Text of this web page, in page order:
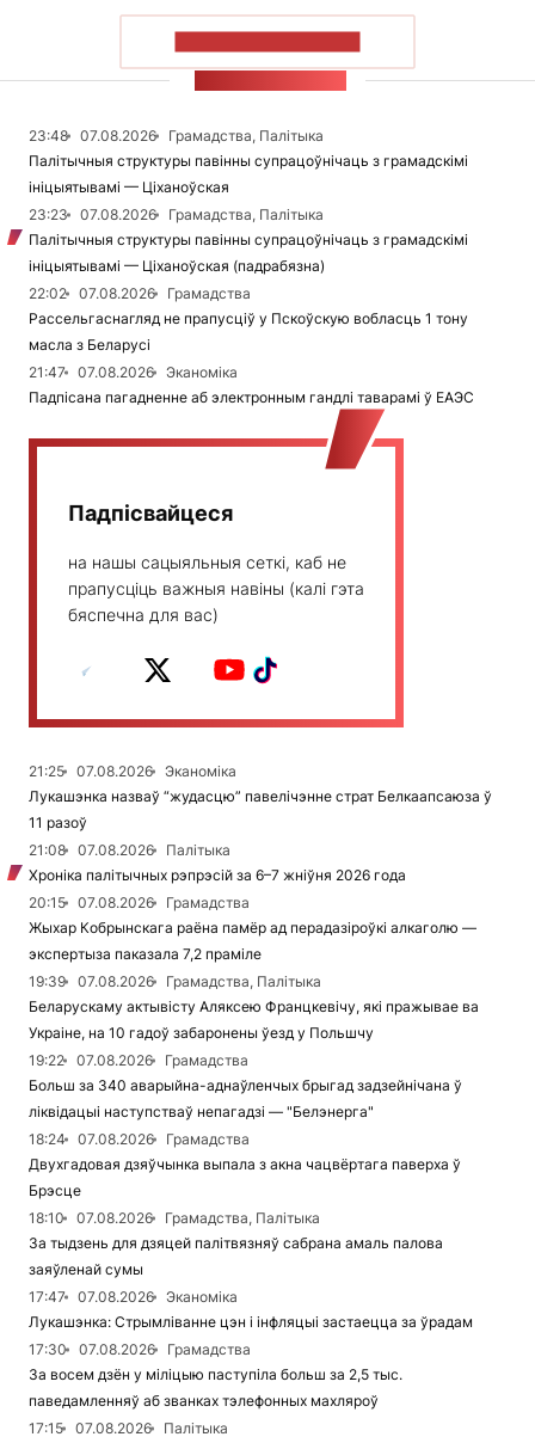
23:48 07.08.2026
Грамадства, Палітыка
Палітычныя структуры павінны супрацоўнічаць з грамадскімі
ініцыятывамі — Ціханоўская
23:23
07.08.2026
Грамадства, Палітыка
Палітычныя структуры павінны супрацоўнічаць з грамадскімі
ініцыятывамі — Ціханоўская (падрабязна)
22:02
07.08.2026
Грамадства
Рассельгаснагляд не прапусціў у Пскоўскую вобласць 1 тону
масла з Беларусі
21:47
07.08.2026
Эканоміка
Падпісана пагадненне аб электронным гандлі таварамі ў ЕАЭС
Падпісвайцеся
на нашы сацыяльныя сеткі, каб не
прапусціць важныя навіны (калі гэта
бяспечна для вас)
21:25 07.08.2026
Эканоміка
Лукашэнка назваў “жудасцю” павелічэнне страт Белкаапсаюза ў
11 разоў
21:08
07.08.2026
Палітыка
Хроніка палітычных рэпрэсій за 6–7 жніўня 2026 года
20:15
07.08.2026
Грамадства
Жыхар Кобрынскага раёна памёр ад перадазіроўкі алкаголю —
экспертыза паказала 7,2 праміле
19:39
07.08.2026
Грамадства, Палітыка
Беларускаму актывісту Аляксею Францкевічу, які пражывае ва
Украіне, на 10 гадоў забаронены ўезд у Польшчу
19:22
07.08.2026
Грамадства
Больш за 340 аварыйна-аднаўленчых брыгад задзейнічана ў
ліквідацыі наступстваў непагадзі — "Белэнерга"
18:24
07.08.2026
Грамадства
Двухгадовая дзяўчынка выпала з акна чацвёртага паверха ў
Брэсце
18:10
07.08.2026
Грамадства, Палітыка
За тыдзень для дзяцей палітвязняў сабрана амаль палова
заяўленай сумы
17:47
07.08.2026
Эканоміка
Лукашэнка: Стрымліванне цэн і інфляцыі застаецца за ўрадам
17:30
07.08.2026
Грамадства
За восем дзён у міліцыю паступіла больш за 2,5 тыс.
паведамленняў аб званках тэлефонных махляроў
17:15
07.08.2026
Палітыка